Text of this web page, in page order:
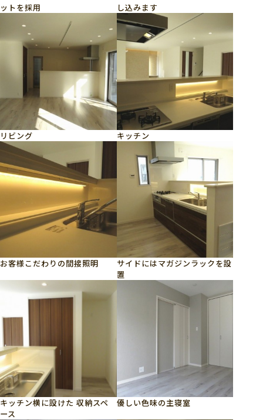
ットを採用
し込みます
リビング キッチン
お客様こだわりの間接照明
サイドにはマガジンラックを設
置
キッチン横に設けた 収納スペ
ース
優しい色味の主寝室